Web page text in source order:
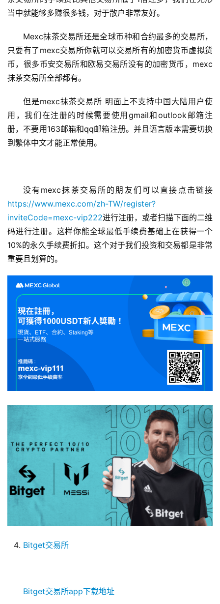
情
分
币
圈
常
题
当中就能够多赚很多钱，对于散户非常友好。
Mexc抹茶交易所还是全球币种和合约最多的交易所，
只要有了mexc交易所你就可以交易所有的加密货币虚拟货
币，很多币安交易所和欧易交易所没有的加密货币，mexc
抹茶交易所全部都有。
但是mexc抹茶交易所 明面上不支持中国大陆用户使
用，我们在注册的时候需要使用gmail和outlook邮箱注
册，不要用163邮箱和qq邮箱注册。并且语言版本需要切换
到繁体中文才能正常使用。
没有mexc抹茶交易所的朋友们可以直接点击链接
https://www.mexc.com/zh-TW/register?
inviteCode=mexc-vip222进行注册，或者扫描下面的二维
码进行注册。这样你能全球最低手续费基础上在获得一个
10%的永久手续费折扣。这个对于我们投资和交易都是非常
重要且划算的。
Bitget交易所
Bitget交易所app下载地址